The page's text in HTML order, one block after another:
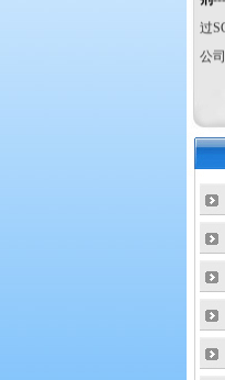
过
公
证
人
碳
氢
氧
氢